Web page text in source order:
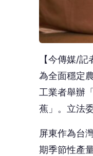
【今傳媒/記
為全面穩定
工業者舉辦
蕉」。立法
屏東作為台
期季節性產